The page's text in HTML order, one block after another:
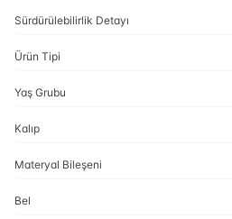
Sürdürülebilirlik Detayı
Ürün Tipi
Yaş Grubu
Kalıp
Materyal Bileşeni
Bel